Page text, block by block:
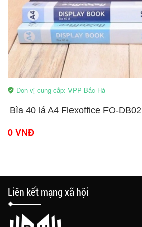
Đơn vị cung cấp: VPP Bắc Hà
Bìa 40 lá A4 Flexoffice FO-DB02
0 VNĐ
Liên kết mạng xã hội